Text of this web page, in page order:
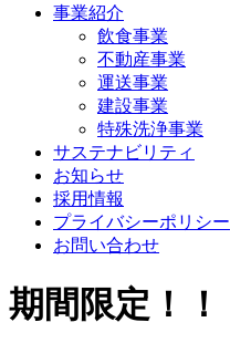
事業紹介
飲食事業
不動産事業
運送事業
建設事業
特殊洗浄事業
サステナビリティ
お知らせ
採用情報
プライバシーポリシー
お問い合わせ
期間限定！！